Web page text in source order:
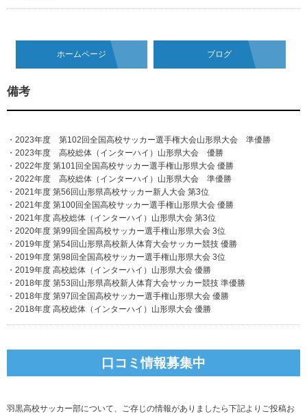
ホームページ ブログ
備考
・2023年度 第102回全国高校サッカー選手権大会山形県大会 準優勝
・2023年度 高校総体（インターハイ）山形県大会 優勝
・2022年度 第101回全国高校サッカー選手権山形県大会 優勝
・2022年度 高校総体（インターハイ）山形県大会 準優勝
・2021年度 第56回山形県高校サッカー新人大会 第3位
・2021年度 第100回全国高校サッカー選手権山形県大会 優勝
・2021年度 高校総体（インターハイ）山形県大会 第3位
・2020年度 第99回全国高校サッカー選手権山形県大会 3位
・2019年度 第54回山形県高校新人体育大会サッカー競技 優勝
・2019年度 第98回全国高校サッカー選手権山形県大会 3位
・2019年度 高校総体（インターハイ）山形県大会 優勝
・2018年度 第53回山形県高校新人体育大会サッカー競技 準優勝
・2018年度 第97回全国高校サッカー選手権山形県大会 優勝
・2018年度 高校総体（インターハイ）山形県大会 優勝
口コミ情報募集中
羽黒高校サッカー部について、ご存じの情報がありましたら下記よりご投稿お